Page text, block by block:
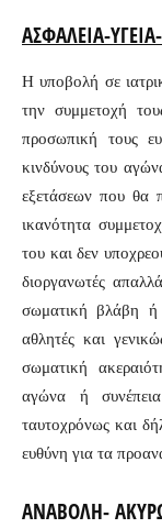
ΑΣΦΑΛΕΙΑ-Y
Η υποβολή σε
την συμμετοχή
προσωπική τους
κινδύνους του
εξετάσεων που θα
ικανότητα
του και δεν
διοργανωτές
σωματική βλάβη ή
αθλητές και
σωματική
αγώνα ή
ταυτοχρόνως και
ευθύνη για τα
ΑΝΑΒΟΛΗ-